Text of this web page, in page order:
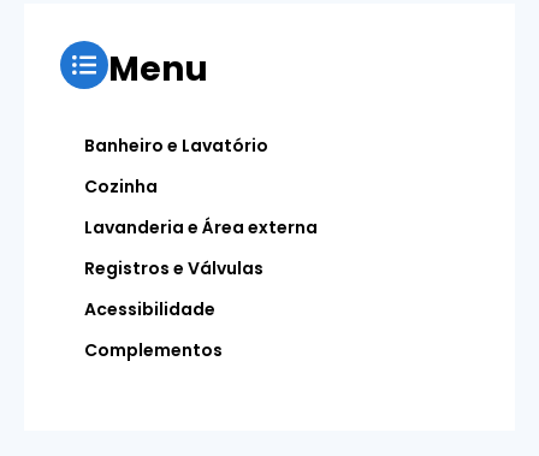
Menu
Banheiro e Lavatório
Cozinha
Lavanderia e Área externa
Registros e Válvulas
Acessibilidade
Complementos